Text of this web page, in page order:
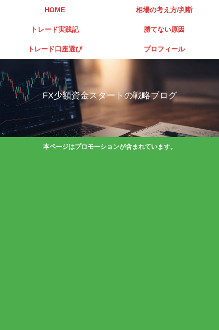
FX少額資金スタートの戦略ブログ
HOME 相場の考え方/判断
トレード実践記 勝てない原因
トレード口座選び プロフィール
本ページはプロモーションが含まれています。